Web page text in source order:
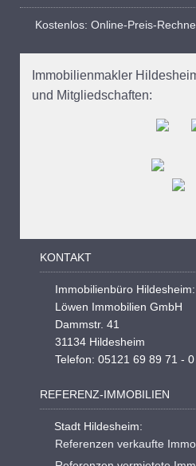
Kostenlos: Online-Preis-
Immobilienmakler
und Mitgliedschaften:
KONTAKT
Immobilienbüro Hildesheim:
Löwen Immobilien GmbH
Dammstr. 41
31134 Hildesheim
Telefon: 05121 69 89 71 - 0
REFERENZ-IMMOBILIEN
Stadt Hildesheim:
Referenzen verkaufte